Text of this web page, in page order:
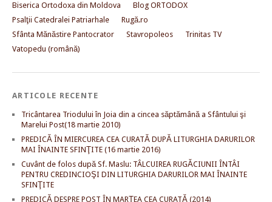
Biserica Ortodoxa din Moldova
Blog ORTODOX
Psalţii Catedralei Patriarhale
Rugă.ro
Sfânta Mănăstire Pantocrator
Stavropoleos
Trinitas TV
Vatopedu (română)
ARTICOLE RECENTE
Tricântarea Triodului în Joia din a cincea săptămână a Sfântului şi
Marelui Post(18 martie 2010)
PREDICĂ ÎN MIERCUREA CEA CURATĂ DUPĂ LITURGHIA DARURILOR
MAI ÎNAINTE SFINŢITE (16 martie 2016)
Cuvânt de folos după Sf. Maslu: TÂLCUIREA RUGĂCIUNII ÎNTÂI
PENTRU CREDINCIOŞI DIN LITURGHIA DARURILOR MAI ÎNAINTE
SFINŢITE
PREDICĂ DESPRE POST ÎN MARŢEA CEA CURATĂ (2014)